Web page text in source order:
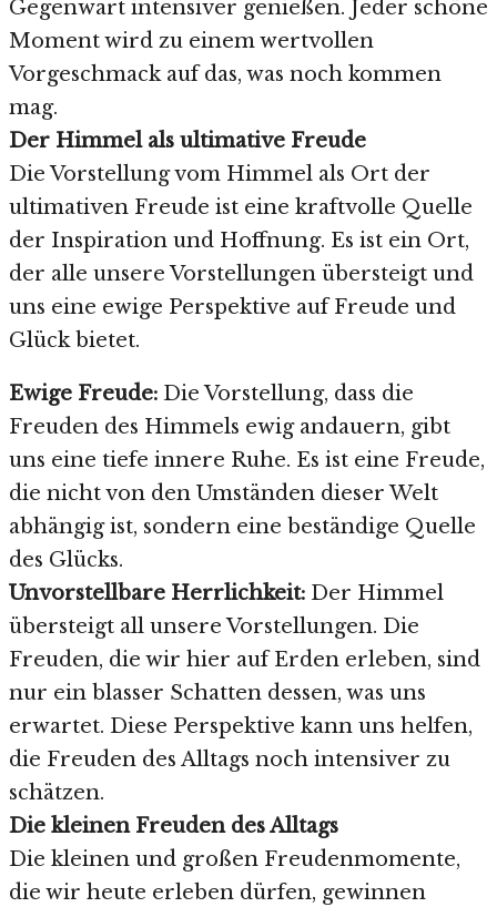
Gegenwart intensiver genießen. Jeder schöne
Moment wird zu einem wertvollen
Vorgeschmack auf das, was noch kommen
mag.
Der Himmel als ultimative Freude
Die Vorstellung vom Himmel als Ort der
ultimativen Freude ist eine kraftvolle Quelle
der Inspiration und Hoffnung. Es ist ein Ort,
der alle unsere Vorstellungen übersteigt und
uns eine ewige Perspektive auf Freude und
Glück bietet.
Ewige Freude: Die Vorstellung, dass die
Freuden des Himmels ewig andauern, gibt
uns eine tiefe innere Ruhe. Es ist eine Freude,
die nicht von den Umständen dieser Welt
abhängig ist, sondern eine beständige Quelle
des Glücks.
Unvorstellbare Herrlichkeit: Der Himmel
übersteigt all unsere Vorstellungen. Die
Freuden, die wir hier auf Erden erleben, sind
nur ein blasser Schatten dessen, was uns
erwartet. Diese Perspektive kann uns helfen,
die Freuden des Alltags noch intensiver zu
schätzen.
Die kleinen Freuden des Alltags
Die kleinen und großen Freudenmomente,
die wir heute erleben dürfen, gewinnen